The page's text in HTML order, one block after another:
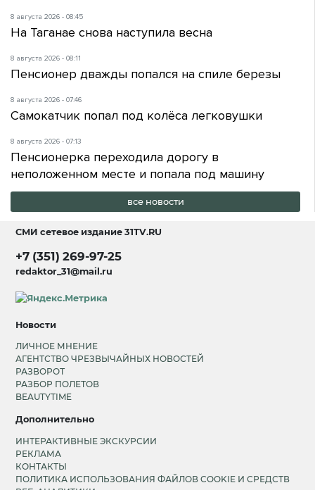
8 августа 2026 - 08:45
На Таганае снова наступила весна
8 августа 2026 - 08:11
Пенсионер дважды попался на спиле березы
8 августа 2026 - 07:46
Самокатчик попал под колёса легковушки
8 августа 2026 - 07:13
Пенсионерка переходила дорогу в
неположенном месте и попала под машину
все новости
СМИ сетевое издание31TV.RU
+7 (351) 269-97-25
redaktor_31@mail.ru
Новости
ЛИЧНОЕ МНЕНИЕ
АГЕНТСТВО ЧРЕЗВЫЧАЙНЫХ НОВОСТЕЙ
РАЗВОРОТ
РАЗБОР ПОЛЕТОВ
BEAUTYTIME
Дополнительно
ИНТЕРАКТИВНЫЕ ЭКСКУРСИИ
РЕКЛАМА
КОНТАКТЫ
ПОЛИТИКА ИСПОЛЬЗОВАНИЯ ФАЙЛОВ COOKIE И СРЕДСТВ